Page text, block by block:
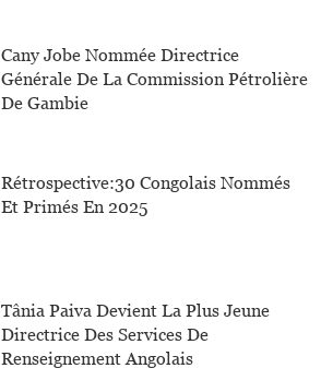
Cany Jobe Nommée Directrice
Générale De La Commission Pétrolière
De Gambie
Rétrospective:30 Congolais Nommés
Et Primés En 2025
Tânia Paiva Devient La Plus Jeune
Directrice Des Services De
Renseignement Angolais